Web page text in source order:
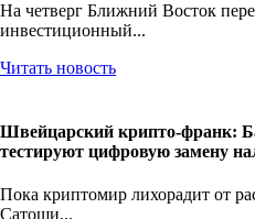
На четверг Ближний Восток
инвестиционный...
Читать новость
Швейцарский крипто-франк:
тестируют цифровую замену
Пока криптомир лихорадит от
Сатоши...